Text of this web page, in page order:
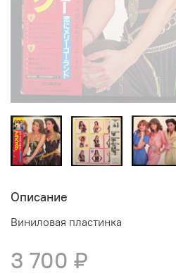
Описание
Виниловая пластинка
3 700 ₽